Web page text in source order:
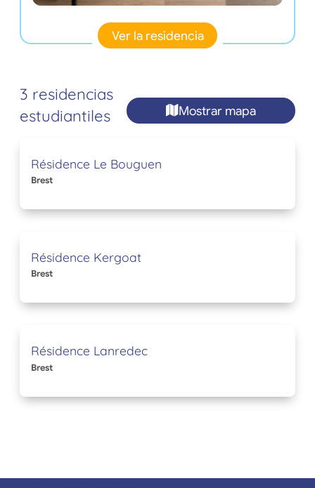
Ver la residencia
3 residencias
estudiantiles
Mostrar mapa
Résidence Le Bouguen
Brest
Résidence Kergoat
Brest
Résidence Lanredec
Brest